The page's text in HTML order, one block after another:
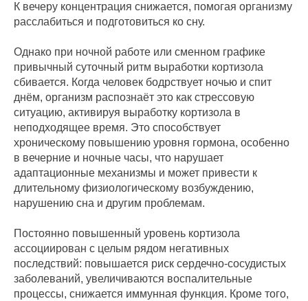
К вечеру концентрация снижается, помогая организму
расслабиться и подготовиться ко сну.
Однако при ночной работе или сменном графике
привычный суточный ритм выработки кортизола
сбивается. Когда человек бодрствует ночью и спит
днём, организм распознаёт это как стрессовую
ситуацию, активируя выработку кортизола в
неподходящее время. Это способствует
хроническому повышению уровня гормона, особенно
в вечерние и ночные часы, что нарушает
адаптационные механизмы и может привести к
длительному физиологическому возбуждению,
нарушению сна и другим проблемам.
Постоянно повышенный уровень кортизола
ассоциирован с целым рядом негативных
последствий: повышается риск сердечно-сосудистых
заболеваний, увеличиваются воспалительные
процессы, снижается иммунная функция. Кроме того,